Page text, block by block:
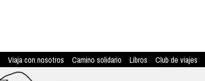
Viaja con nosotros Camino solidario Libros Club de viajes